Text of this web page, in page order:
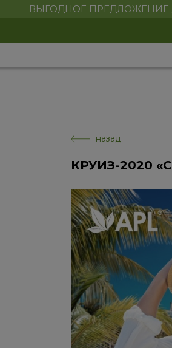
ВЫГОДНОЕ ПРЕДЛОЖЕНИЕ
назад
КРУИЗ-2020